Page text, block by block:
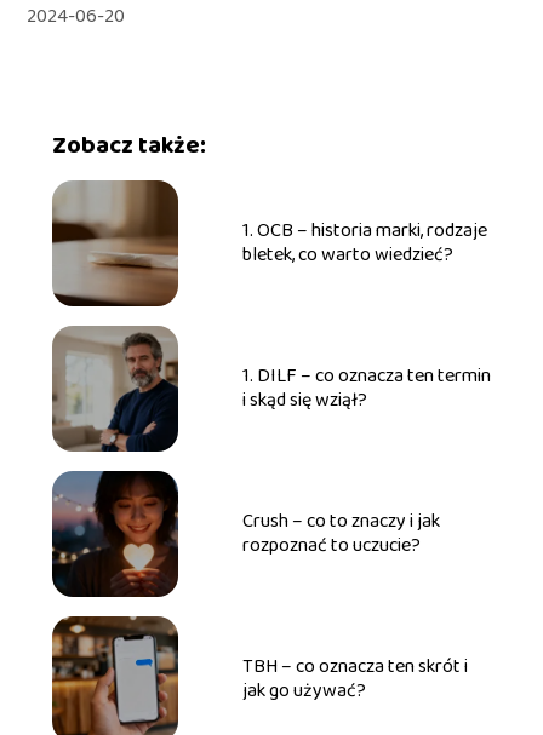
2024-06-20
Zobacz także:
1. OCB – historia marki, rodzaje
bletek, co warto wiedzieć?
1. DILF – co oznacza ten termin
i skąd się wziął?
Crush – co to znaczy i jak
rozpoznać to uczucie?
TBH – co oznacza ten skrót i
jak go używać?